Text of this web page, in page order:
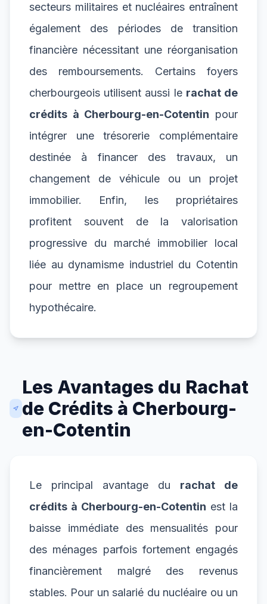
secteurs militaires et nucléaires entraînent
également des périodes de transition
financière nécessitant une réorganisation
des remboursements. Certains foyers
cherbourgeois utilisent aussi le rachat de
crédits à Cherbourg-en-Cotentin pour
intégrer une trésorerie complémentaire
destinée à financer des travaux, un
changement de véhicule ou un projet
immobilier. Enfin, les propriétaires
profitent souvent de la valorisation
progressive du marché immobilier local
liée au dynamisme industriel du Cotentin
pour mettre en place un regroupement
hypothécaire.
Les Avantages du Rachat
de Crédits à Cherbourg-
en-Cotentin
Le principal avantage du rachat de
crédits à Cherbourg-en-Cotentin est la
baisse immédiate des mensualités pour
des ménages parfois fortement engagés
financièrement malgré des revenus
stables. Pour un salarié du nucléaire ou un